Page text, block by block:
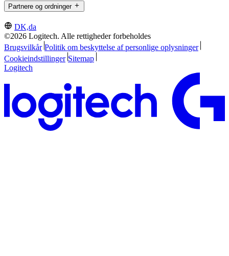
Partnere og ordninger
DK,da
©2026 Logitech. Alle rettigheder forbeholdes
Brugsvilkår Politik om beskyttelse af personlige oplysninger
Cookieindstillinger Sitemap
Logitech